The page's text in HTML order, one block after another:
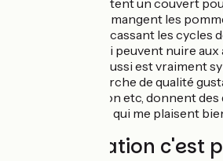
pommiers apportent un couvert
que ces derniers mangent les
prématurément, cassant les cycles
fuir les mulots qui peuvent nuire aux
transformation aussi est vraiment
du cidre, la recherche de qualité
commercialisation etc, donnent
supplémentaires qui me plaisent
Et l'installation c'est